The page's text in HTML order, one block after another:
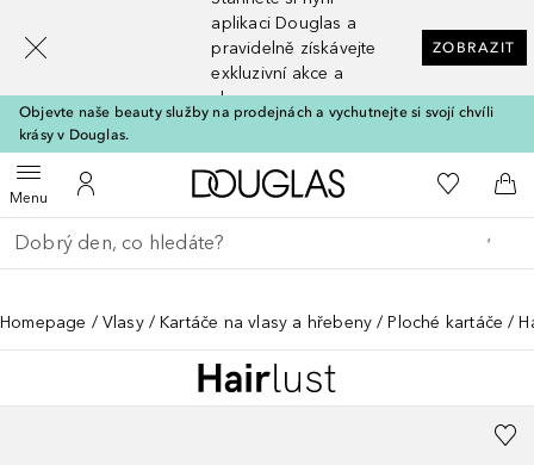
aplikaci Douglas a
pravidelně získávejte
exkluzivní akce a
slevy
ZOBRAZIT
Objevte naše beauty služby na prodejnách a vychutnejte si svojí chvíli
krásy v Douglas.
MenuOtevřít menuK mému účtu
Domů K mému
Do
Vraťte se
Proveďte vyhledávání
Homepage Vlasy Kartáče na vlasy a hřebeny Ploché kartáče
[navigation.slideout.screenreader]